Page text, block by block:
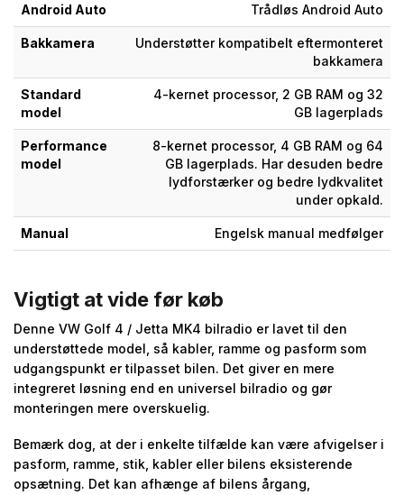
Android Auto Trådløs Android Auto
Bakkamera
Understøtter kompatibelt eftermonteret
bakkamera
Standard
model
4-kernet processor, 2 GB RAM og 32
GB lagerplads
Performance
model
8-kernet processor, 4 GB RAM og 64
GB lagerplads. Har desuden bedre
lydforstærker og bedre lydkvalitet
under opkald.
Manual Engelsk manual medfølger
Vigtigt at vide før køb
Denne VW Golf 4 / Jetta MK4 bilradio er lavet til den
understøttede model, så kabler, ramme og pasform som
udgangspunkt er tilpasset bilen. Det giver en mere
integreret løsning end en universel bilradio og gør
monteringen mere overskuelig.
Bemærk dog, at der i enkelte tilfælde kan være afvigelser i
pasform, ramme, stik, kabler eller bilens eksisterende
opsætning. Det kan afhænge af bilens årgang,